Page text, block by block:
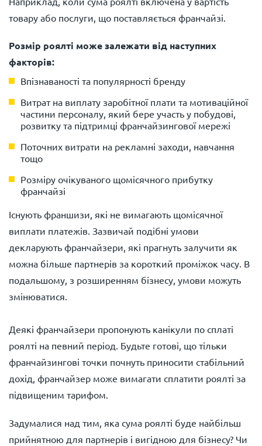
товару або послуги, що поставляється франчайзі.
Розмір роялті може залежати від наступних
факторів:
Впізнаваності та популярності бренду
Витрат на виплату заробітної плати та мотиваційної
частини персоналу, який бере участь у побудові,
розвитку та підтримці франчайзингової мережі
Поточних витрати на рекламні заходи, навчання
тощо
Розміру очікуваного щомісячного прибутку
франчайзі
Існують франшизи, які не вимагають щомісячної
виплати платежів. Зазвичай подібні умови
декларують франчайзери, які прагнуть залучити як
можна більше партнерів за короткий проміжок часу. В
подальшому, з розширенням бізнесу, умови можуть
змінюватися.
Деякі франчайзери пропонують канікули по сплаті
роялті на певний період. Будьте готові, що тільки
франчайзингові точки почнуть приносити стабільний
дохід, франчайзер може вимагати сплатити роялті за
підвищеним тарифом.
Задумалися над тим, яка сума роялті буде найбільш
прийнятною для партнерів і вигідною для бізнесу? Чи